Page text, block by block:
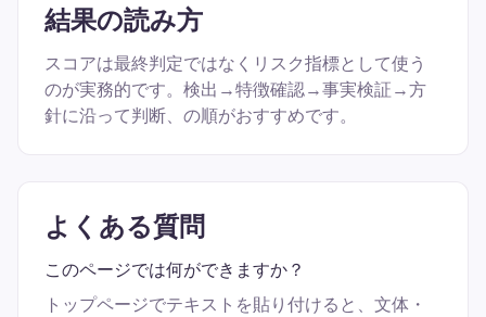
結果の読み方
スコアは最終判定ではなくリスク指標として使う
のが実務的です。検出→特徴確認→事実検証→方
針に沿って判断、の順がおすすめです。
よくある質問
このページでは何ができますか？
トップページでテキストを貼り付けると、文体・